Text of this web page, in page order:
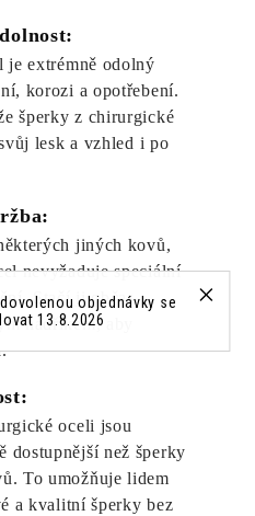
objednávky se
13.8.2026
je extrémně odolný
korozi a opotřebení.
šperky z chirurgické
lesk a vzhled i po
jiných kovů,
nevyžaduje speciální
Stačí ji občas
hadříkem, aby
oceli jsou
dostupnější než šperky
To umožňuje lidem
a kvalitní šperky bez